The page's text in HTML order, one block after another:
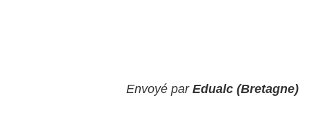
Envoyé par Edualc (Bretagne)